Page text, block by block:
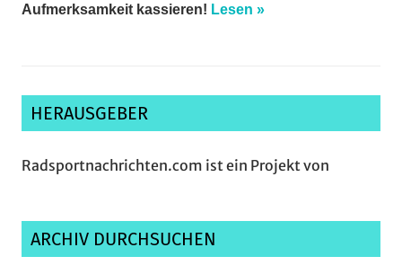
Aufmerksamkeit kassieren! Lesen »
HERAUSGEBER
Radsportnachrichten.com ist ein Projekt von
ARCHIV DURCHSUCHEN